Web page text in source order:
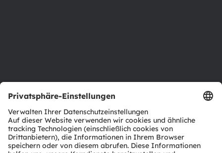
Produkt Selektor
Download Center
Tools
Kundenanfragen
Technischer Support